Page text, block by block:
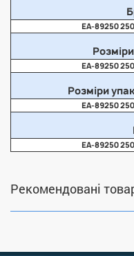
EA-89250
EA-89250
Розміри
EA-89250
EA-89250
Рекомендовані